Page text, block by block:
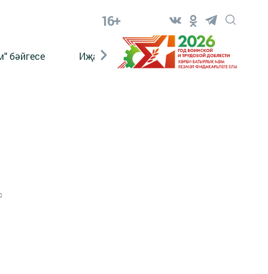
16+
бәйгесе Иҗат Реклама Онлайн